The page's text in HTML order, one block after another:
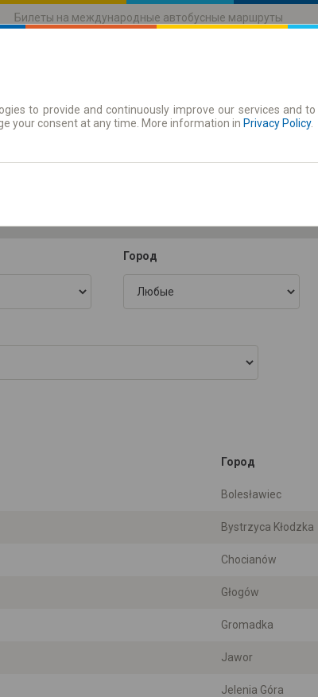
Билеты на международные автобусные маршруты
Абонементы
Город
Город
Bolesławiec
Bystrzyca Kłodzka
Chocianów
Głogów
Gromadka
Jawor
Jelenia Góra
to provide and continuously improve our services and
your consent at any time. More information in Privacy Policy.